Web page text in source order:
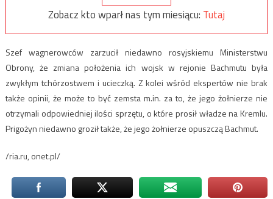
Zobacz kto wparł nas tym miesiącu: Tutaj
Szef wagnerowców zarzucił niedawno rosyjskiemu Ministerstwu
Obrony, że zmiana położenia ich wojsk w rejonie Bachmutu była
zwykłym tchórzostwem i ucieczką. Z kolei wśród ekspertów nie brak
także opinii, że może to być zemsta m.in. za to, że jego żołnierze nie
otrzymali odpowiedniej ilości sprzętu, o które prosił władze na Kremlu.
Prigożyn niedawno groził także, że jego żołnierze opuszczą Bachmut.
/ria.ru, onet.pl/